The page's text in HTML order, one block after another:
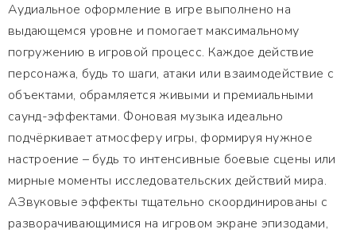
Аудиальное оформление в игре выполнено на
выдающемся уровне и помогает максимальному
погружению в игровой процесс. Каждое действие
персонажа, будь то шаги, атаки или взаимодействие с
объектами, обрамляется живыми и премиальными
саунд-эффектами. Фоновая музыка идеально
подчёркивает атмосферу игры, формируя нужное
настроение – будь то интенсивные боевые сцены или
мирные моменты исследовательских действий мира.
АЗвуковые эффекты тщательно скоординированы с
разворачивающимися на игровом экране эпизодами,